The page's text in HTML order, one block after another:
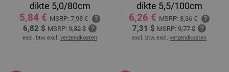
dikte 5,0/80cm
5,84 € MSRP: 7,98 €
6,82 $ MSRP: 9,32 $
excl. btw, excl. verzendkosten
dikte 5,5/100cm
6,26 € MSRP: 8,36 €
7,31 $ MSRP: 9,77 $
excl. btw, excl. verzendkosten